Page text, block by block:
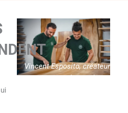
Vincent Esposito, créateur
de Vitadeco